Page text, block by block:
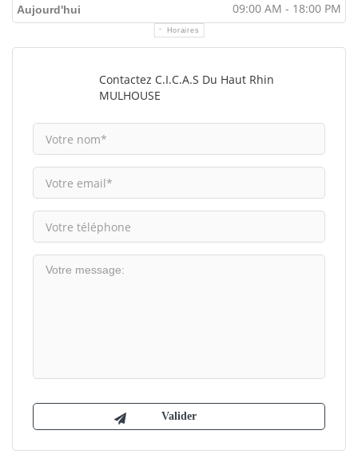
Aujourd'hui 09:00 AM - 18:00 PM
Horaires
Contactez C.I.C.A.S Du Haut Rhin
MULHOUSE